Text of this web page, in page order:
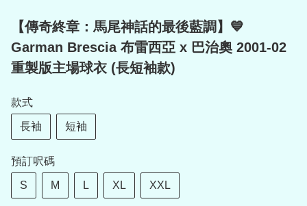
【傳奇終章：馬尾神話的最後藍調】💙
Garman Brescia 布雷西亞 x 巴治奧 2001-02
重製版主場球衣 (長短袖款)
款式
長袖 短袖
預訂呎碼
S M L XL XXL